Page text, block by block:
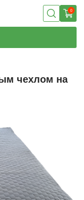
0
чехлом на